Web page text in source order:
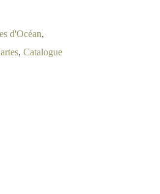
d'Océan,
, Catalogue